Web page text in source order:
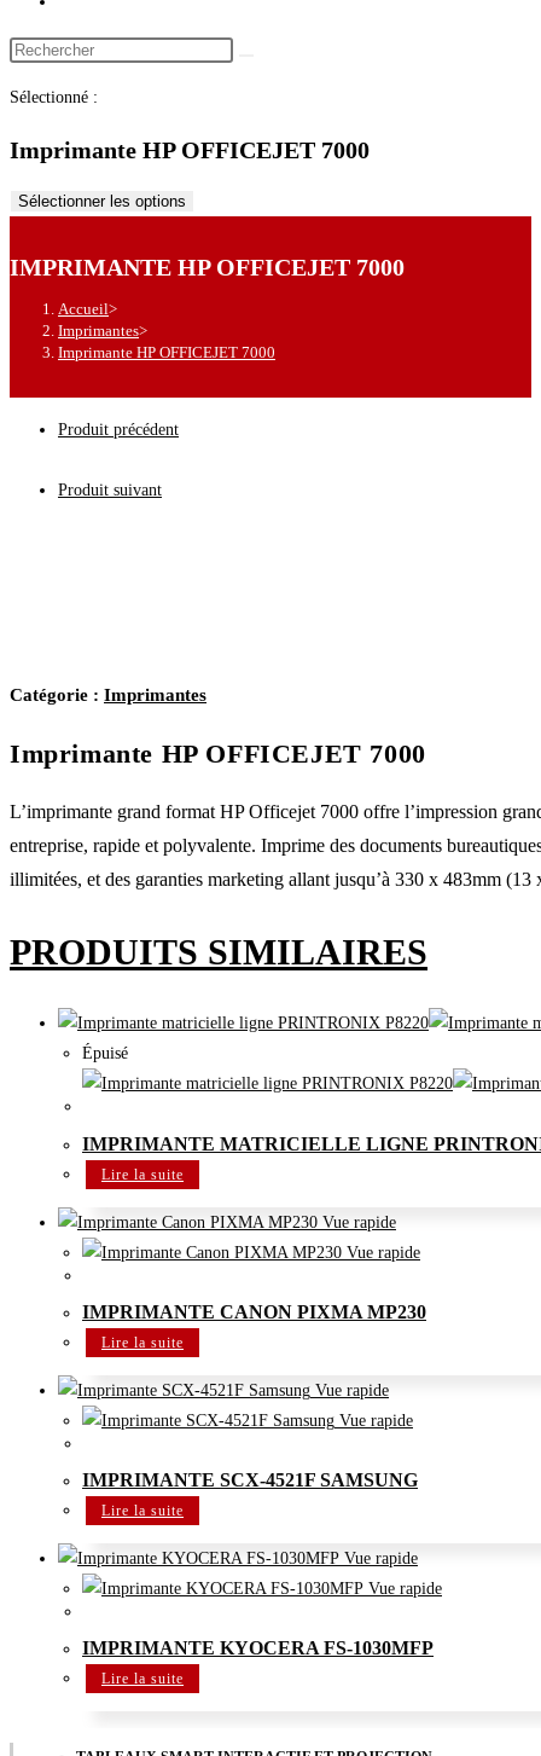
search
Rechercher
site
Sélectionné :
Imprimante HP OFFICEJET 7000
Sélectionner les options
IMPRIMANTE HP OFFICEJET 7000
Accueil>
Imprimantes>
Imprimante HP OFFICEJET 7000
Produit précédent
Produit suivant
Catégorie : Imprimantes
Imprimante HP OFFICEJET 7000
L’imprimante grand format HP Officejet 7000 offre l’impression
entreprise, rapide et polyvalente. Imprime des documents
illimitées, et des garanties marketing allant jusqu’à 330 x 483mm (13
PRODUITS SIMILAIRES
Épuisé
IMPRIMANTE MATRICIELLE LIGNE
Lire la suite
Vue rapide
Vue rapide
IMPRIMANTE CANON PIXMA MP230
Lire la suite
Vue rapide
Vue rapide
IMPRIMANTE SCX-4521F SAMSUNG
Lire la suite
Vue rapide
Vue rapide
IMPRIMANTE KYOCERA FS-1030MFP
Lire la suite